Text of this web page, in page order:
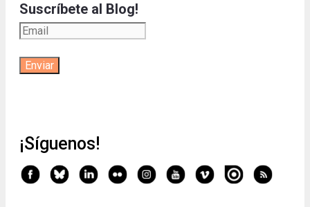
Suscríbete al Blog!
¡Síguenos!